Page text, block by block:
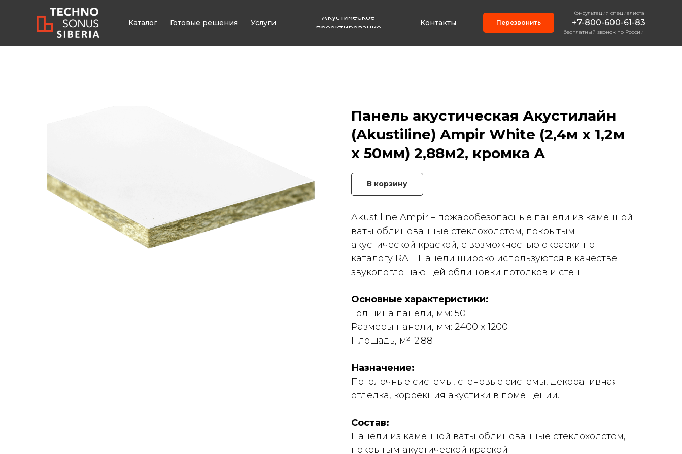
Консультация специалиста
бесплатный звонок по России
Каталог +7-800-600-61-83
Готовые решения Контакты
Услуги
Акустическое
проектирование
Перезвонить
Панель акустическая Акустилайн
(Akustiline) Ampir White (2,4м х 1,2м
х 50мм) 2,88м2, кромка А
В корзину
Akustiline Ampir – пожаробезопасные панели из каменной
ваты облицованные стеклохолстом, покрытым
акустической краской, с возможностью окраски по
каталогу RAL. Панели широко используются в качестве
звукопоглощающей облицовки потолков и стен.
Основные характеристики:
Толщина панели, мм: 50
Размеры панели, мм: 2400 х 1200
Площадь, м²: 2.88
Назначение:
Потолочные системы, стеновые системы, декоративная
отделка, коррекция акустики в помещении.
Состав:
Панели из каменной ваты облицованные стеклохолстом,
покрытым акустической краской